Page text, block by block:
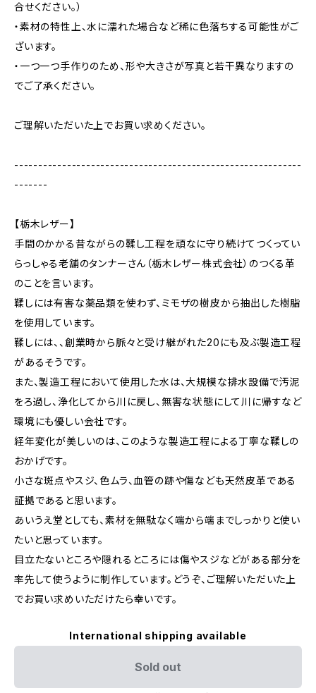
合せください。）
・素材の特性上、水に濡れた場合など稀に色落ちする可能性がご
ざいます。
・一つ一つ手作りのため、形や大きさが写真と若干異なりますの
でご了承ください。
ご理解いただいた上でお買い求めください。
------------------------------------------------------------
-------
【栃木レザー】
手間のかかる昔ながらの鞣し工程を頑なに守り続けてつくってい
らっしゃる老舗のタンナーさん（栃木レザー株式会社）のつくる革
のことを言います。
鞣しには有害な薬品類を使わず、ミモザの樹皮から抽出した樹脂
を使用しています。
鞣しには、、創業時から脈々と受け継がれた20にも及ぶ製造工程
があるそうです。
また、製造工程において使用した水は、大規模な排水設備で汚泥
をろ過し、浄化してから川に戻し、無害な状態にして川に帰すなど
環境にも優しい会社です。
経年変化が美しいのは、このような製造工程による丁寧な鞣しの
おかげです。
小さな斑点やスジ、色ムラ、血管の跡や傷なども天然皮革である
証拠であると思います。
あいうえ堂としても、素材を無駄なく端から端までしっかりと使い
たいと思っています。
目立たないところや隠れるところには傷やスジなどがある部分を
率先して使うように制作しています。どうぞ、ご理解いただいた上
でお買い求めいただけたら幸いです。
International shipping available
Sold out